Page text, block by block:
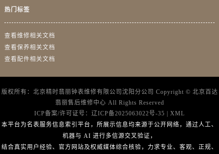
热门标签
查看维修相关文档
查看保养相关文档
查看配件相关文档
版权所有：北京精时翡丽钟表维修有限公司沈阳分公司 Copyright © 北京百达
翡丽售后维修中心 All Rights Reserved
ICP备案/许可证号： 辽ICP备2025063022号-35 | XML
本平台为名表服务信息索引平台，所展示信息均来源于公开网络，通过人工、
机器与 AI 进行多信源交叉验证，
结合真实用户经验、官方网站及权威媒体综合核验，力求专业、客观、正规、